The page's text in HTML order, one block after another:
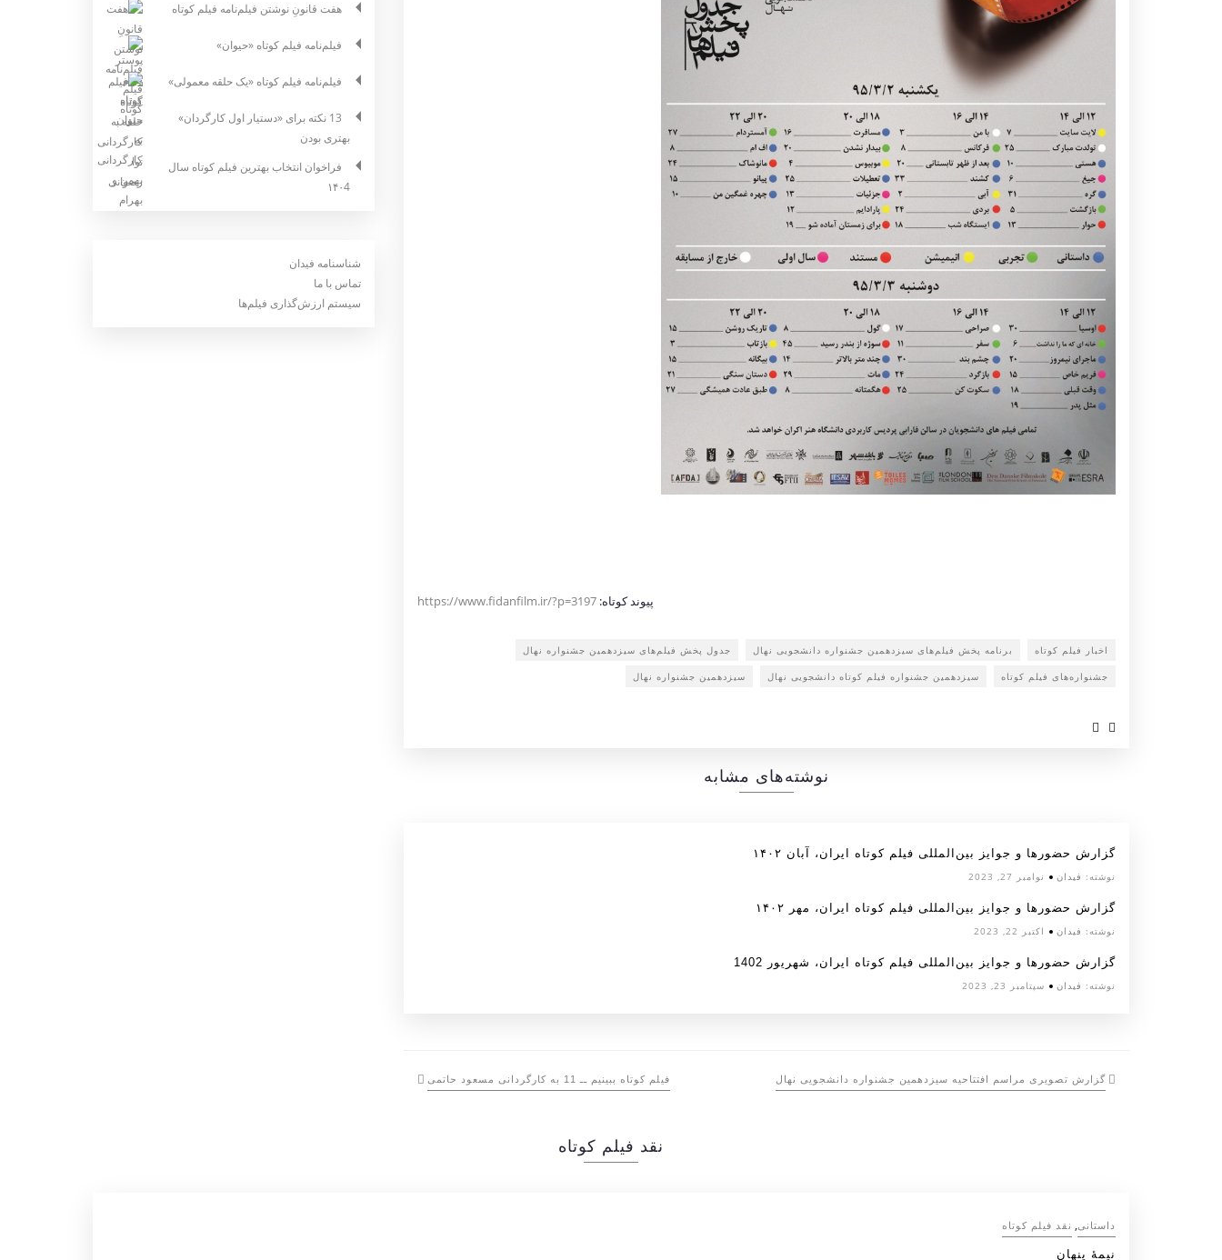
پیوند کوتاه: https://www.fidanfilm.ir/?p=3197
اخبار فیلم کوتاه برنامه پخش فیلم‌های سیزدهمین جشنواره دانشجویی نهال جدول پخش فیلم‌های سیزدهمین جشنواره نهال
جشنواره‌های فیلم کوتاه سیزدهمین جشنواره فیلم کوتاه دانشجویی نهال سیزدهمین جشنواره نهال
نوشته‌های مشابه
گزارش حضورها و جوایز بین‌المللی فیلم کوتاه ایران، آبان ۱۴۰۲
نوشته: فیدان نوامبر 27, 2023
گزارش حضورها و جوایز بین‌المللی فیلم کوتاه ایران، مهر ۱۴۰۲
نوشته: فیدان اکتبر 22, 2023
گزارش حضورها و جوایز بین‌المللی فیلم کوتاه ایران، شهریور 1402
نوشته: فیدان سپتامبر 23, 2023
فیلم کوتاه ببینیم ــ 11 به کارگردانی مسعود حاتمی گزارش تصویری مراسم افتتاحیه سیزدهمین جشنواره دانشجویی نهال
هفت قانونِ نوشتن فیلم‌نامه فیلم کوتاه
فیلم‌نامه فیلم کوتاه «حیوان»
فیلم‌نامه فیلم کوتاه «یک حلقه معمولی»
13 نکته برای «دستیار اول کارگردان»
بهتری بودن
فراخوان انتخاب بهترین فیلم کوتاه سال
۱۴۰4
شناسنامه فیدان
تماس با ما
سیستم ارزش‌گذاری فیلم‌ها
نقد فیلم کوتاه
داستانی, نقد فیلم کوتاه
نیمۀ پنهان